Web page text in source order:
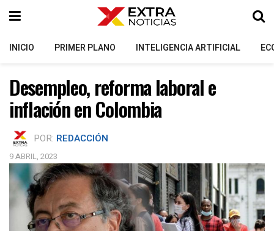
INICIO PRIMER PLANO INTELIGENCIA ARTIFICIAL
Desempleo, reforma laboral e
inflación en Colombia
POR: REDACCIÓN
9 ABRIL, 2023